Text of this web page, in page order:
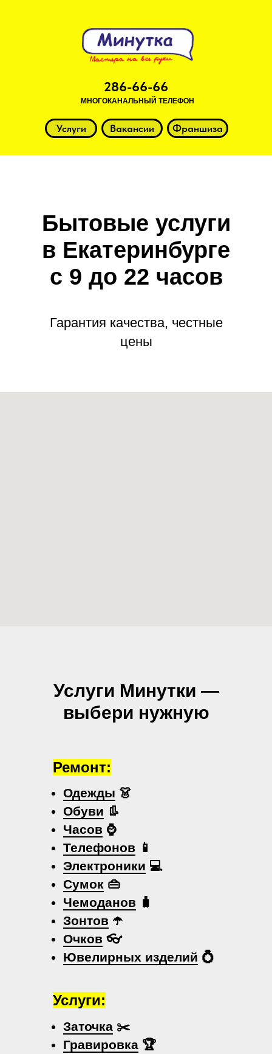
286-66-66
МНОГОКАНАЛЬНЫЙ ТЕЛЕФОН
Услуги Вакансии Франшиза
Бытовые услуги
в Екатеринбурге
с 9 до 22 часов
Гарантия качества, честные
цены
Услуги Минутки —
выбери нужную
Одежды 👗
Обуви 👢
Часов ⌚
Телефонов 📱
Электроники 💻
Сумок 👜
Чемоданов 🧳
Зонтов ☂️
Очков 👓
Ювелирных изделий 💍
Заточка ✂️
Гравировка 🏆
Ремонт:
Услуги: